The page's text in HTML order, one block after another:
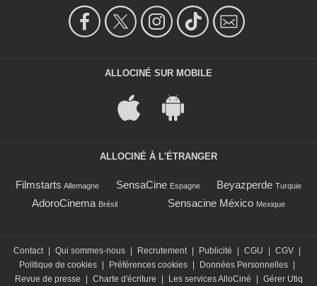
ALLOCINÉ SUR MOBILE
ALLOCINÉ À L'ÉTRANGER
Filmstarts Allemagne SensaCine Espagne Beyazperde Turquie
AdoroCinema Brésil Sensacine México Mexique
Contact Qui sommes-nous Recrutement Publicité CGU CGV
Politique de cookies
Préférences cookies Données Personnelles
Revue de presse
Charte d'écriture Les services AlloCiné Gérer Utiq